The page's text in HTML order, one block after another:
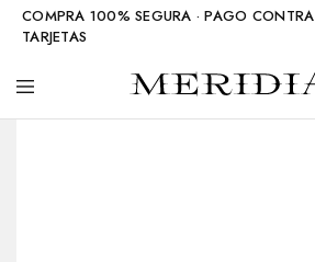
COMPRA 100% SEGURA · PAGO CONTRA
TARJETAS
Meridian
Accesorios